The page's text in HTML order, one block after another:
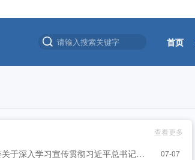
首页
奖主题宣讲活动在鄂港澳青创园举办 [2026-07-24]
查看更多
共青团湖北省委关于深入学习宣传贯彻习近平总书记重要讲话精神全面落实团十九大部署的通知 07-07